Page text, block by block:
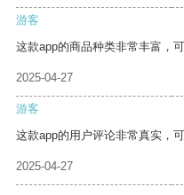
游客
这款app的商品种类非常丰富，
2025-04-27
游客
这款app的用户评论非常真实，
2025-04-27